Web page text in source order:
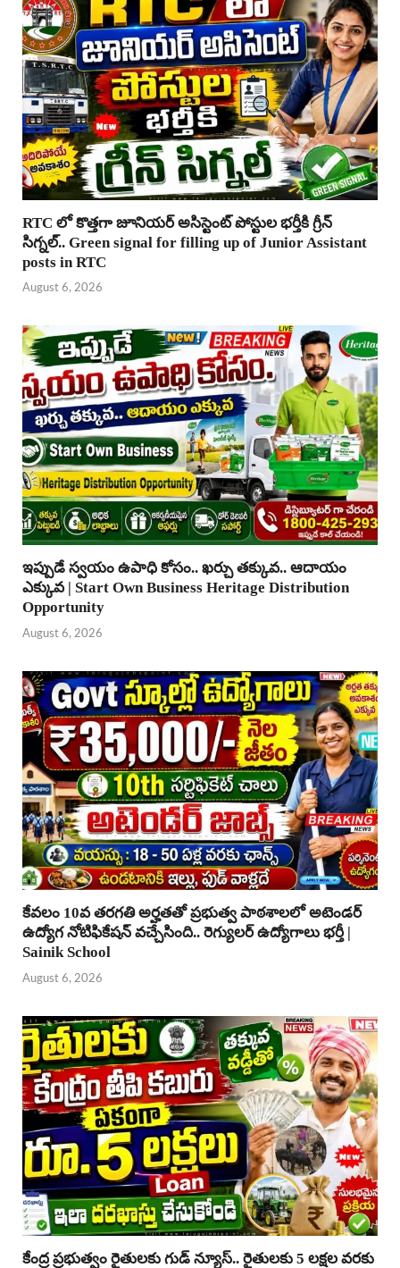
RTC లో కొత్తగా జూనియర్ అసిస్టెంట్ పోస్టుల భర్తీకి గ్రీన్
సిగ్నల్.. Green signal for filling up of Junior Assistant
posts in RTC
August 6, 2026
ఇప్పుడే స్వయం ఉపాధి కోసం.. ఖర్చు తక్కువ.. ఆదాయం
ఎక్కువ | Start Own Business Heritage Distribution
Opportunity
August 6, 2026
కేవలం 10వ తరగతి అర్హతతో ప్రభుత్వ పాఠశాలలో అటెండర్
ఉద్యోగ నోటిఫికేషన్ వచ్చేసింది.. రెగ్యులర్ ఉద్యోగాలు భర్తీ |
Sainik School
August 6, 2026
కేంద్ర ప్రభుత్వం రైతులకు గుడ్ న్యూస్.. రైతులకు 5 లక్షల వరకు